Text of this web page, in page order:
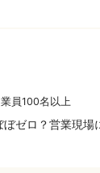
員100名以上
ゼロ？営業現場